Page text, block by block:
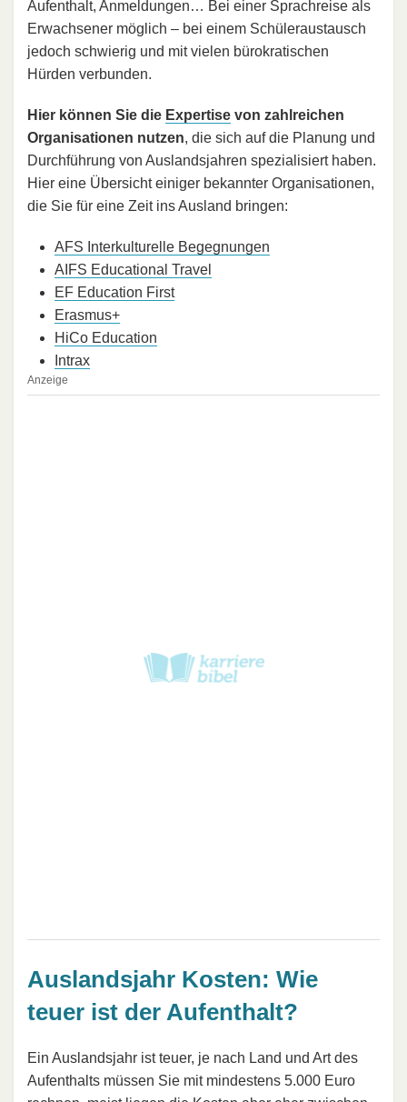
Aufenthalt, Anmeldungen… Bei einer Sprachreise als
Erwachsener möglich – bei einem Schüleraustausch
jedoch schwierig und mit vielen bürokratischen
Hürden verbunden.
Hier können Sie die Expertise von zahlreichen
Organisationen nutzen, die sich auf die Planung und
Durchführung von Auslandsjahren spezialisiert haben.
Hier eine Übersicht einiger bekannter Organisationen,
die Sie für eine Zeit ins Ausland bringen:
AFS Interkulturelle Begegnungen
AIFS Educational Travel
EF Education First
Erasmus+
HiCo Education
Intrax
Anzeige
Auslandsjahr Kosten: Wie
teuer ist der Aufenthalt?
Ein Auslandsjahr ist teuer, je nach Land und Art des
Aufenthalts müssen Sie mit mindestens 5.000 Euro